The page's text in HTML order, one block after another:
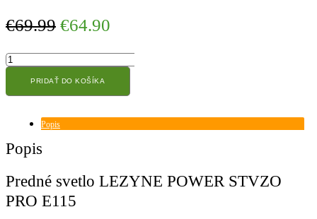
€69.99 Original
was:
€69.99.
€64.90
is:
množstvo
Predné
svetlo
LEZYNE
STVZO
E115
PRIDAŤ DO KOŠÍKA
Popis
Popis
Predné svetlo LEZYNE POWER STVZO
PRO E115